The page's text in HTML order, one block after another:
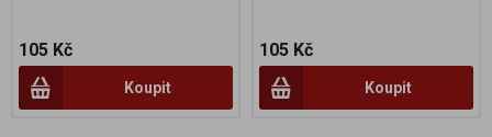
105 Kč
Koupit
105 Kč
Koupit